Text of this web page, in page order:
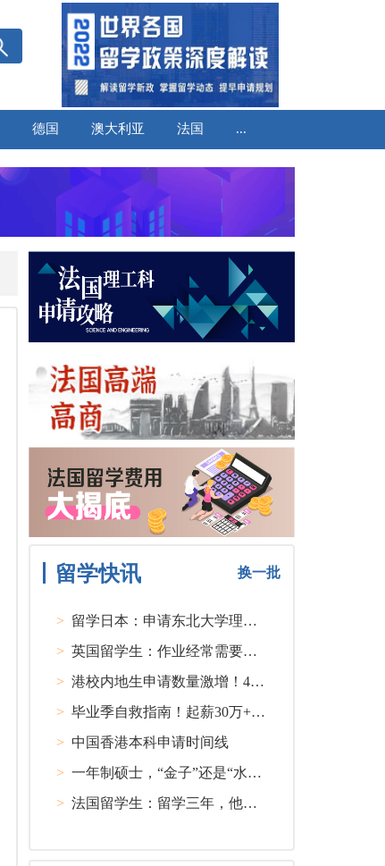
德国 澳大利亚 法国 ...
留学快讯 换一批
>
留学日本：申请东北大学理工类硕士课程大多要求先获得教授内诺
>
英国留学生：作业经常需要熬夜完成
>
港校内地生申请数量激增！40人抢1学位？
>
毕业季自救指南！起薪30万+ 不愧是00后都偏爱的留学国家TOP1
> 中国香港本科申请时间线
>
一年制硕士，“金子”还是“水货”？
>
法国留学生：留学三年，他在孤独中找到内心的力量